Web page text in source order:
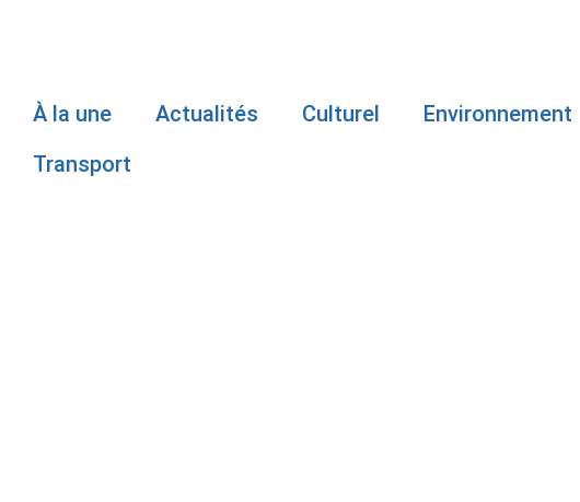
À la une Actualités Culturel Environnement
Transport